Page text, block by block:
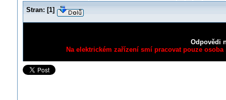
Stran: [1]
Odpovědi
Na elektrickém zařízení smí pracovat pouze